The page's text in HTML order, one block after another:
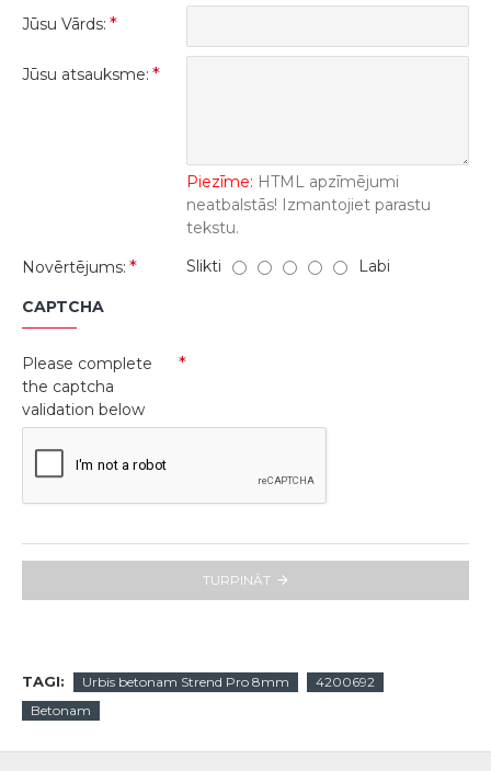
Jūsu Vārds:
Jūsu atsauksme:
Piezīme: HTML apzīmējumi
neatbalstās! Izmantojiet parastu
tekstu.
Novērtējums:
Slikti Labi
CAPTCHA
Please complete
the captcha
validation below
TURPINĀT
TAGI: Urbis betonam Strend Pro 8mm
4200692
Betonam